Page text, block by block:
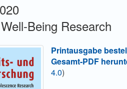
Being Research
Printausgabe
Gesamt-PDF
4.0)